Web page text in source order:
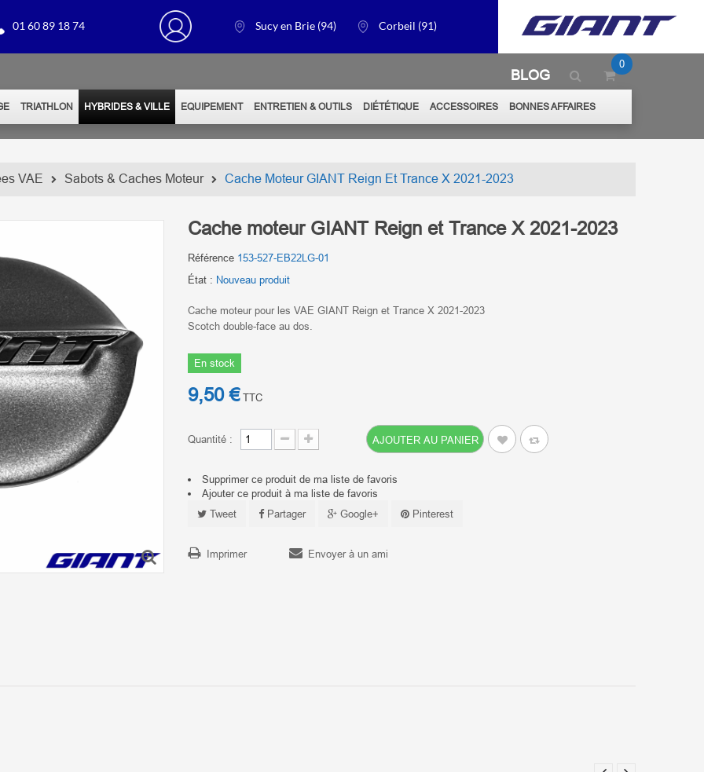
01 60 89 18 74 Sucy en Brie (94) Corbeil (91)
BLOG
0
TRIATHLON HYBRIDES & VILLE EQUIPEMENT ENTRETIEN & OUTILS DIÉTÉTIQUE ACCESSOIRES BONNES AFFAIRES
VAE Sabots & Caches Moteur Cache Moteur GIANT Reign Et Trance X 2021-2023
Cache moteur GIANT Reign et Trance X 2021-2023
Référence 153-527-EB22LG-01
État : Nouveau produit
Cache moteur pour les VAE GIANT Reign et Trance X 2021-2023
Scotch double-face au dos.
En stock
9,50 €TTC
Quantité : AJOUTER AU PANIER
Supprimer ce produit de ma liste de favoris
Ajouter ce produit à ma liste de favoris
Tweet
Partager Google+ Pinterest
Imprimer Envoyer à un ami